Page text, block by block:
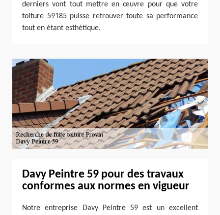
derniers vont tout mettre en œuvre pour que votre
toiture 59185 puisse retrouver toute sa performance
tout en étant esthétique.
Davy Peintre 59 pour des travaux
conformes aux normes en vigueur
Notre entreprise Davy Peintre 59 est un excellent